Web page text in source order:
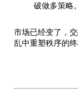
破做多策略。
市场已经变了，
乱中重塑秩序的终